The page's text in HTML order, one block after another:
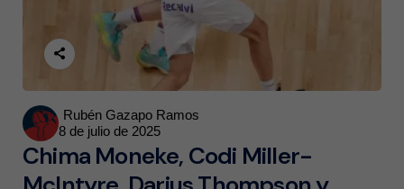
Posted
by
Rubén Gazapo Ramos
8 de julio de 2025
Chima Moneke, Codi Miller-